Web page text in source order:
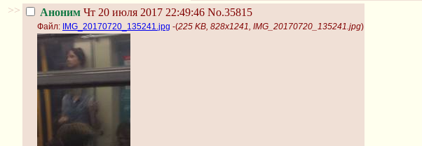
>> Аноним Чт 20 июля 2017 22:49:46 No.35815
Файл: IMG_20170720_135241.jpg -(225 KB, 828x1241, IMG_20170720_135241.jpg)